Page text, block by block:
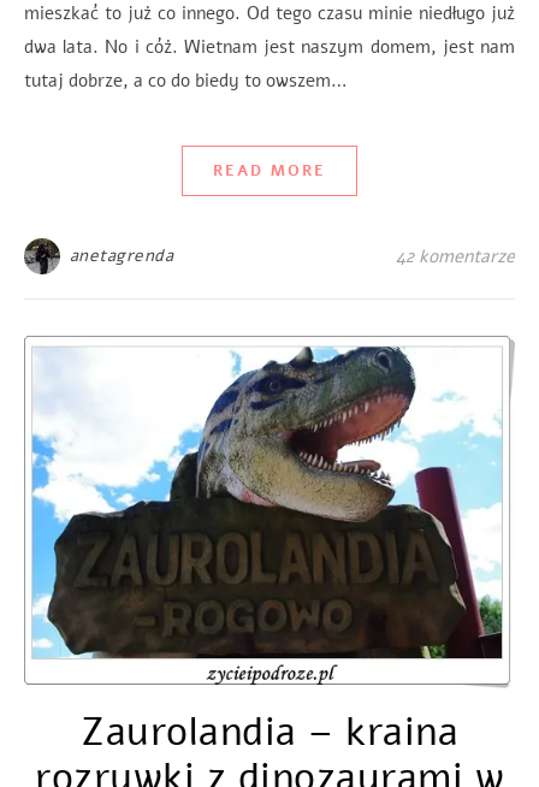
mieszkać to już co innego. Od tego czasu minie niedługo już
dwa lata. No i cóż. Wietnam jest naszym domem, jest nam
tutaj dobrze, a co do biedy to owszem…
READ MORE
anetagrenda 42 komentarze
Zaurolandia – kraina